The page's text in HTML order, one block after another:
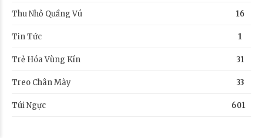
Thu Nhỏ Quầng Vú 16
Tin Tức 1
Trẻ Hóa Vùng Kín 31
Treo Chân Mày 33
Túi Ngực 601